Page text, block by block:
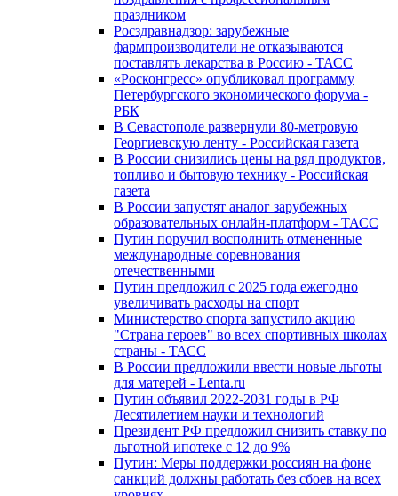
праздником
Росздравнадзор: зарубежные
фармпроизводители не отказываются
поставлять лекарства в Россию - ТАСС
«Росконгресс» опубликовал программу
Петербургского экономического форума -
РБК
В Севастополе развернули 80-метровую
Георгиевскую ленту - Российская газета
В России снизились цены на ряд продуктов,
топливо и бытовую технику - Российская
газета
В России запустят аналог зарубежных
образовательных онлайн-платформ - ТАСС
Путин поручил восполнить отмененные
международные соревнования
отечественными
Путин предложил с 2025 года ежегодно
увеличивать расходы на спорт
Министерство спорта запустило акцию
"Страна героев" во всех спортивных школах
страны - ТАСС
В России предложили ввести новые льготы
для матерей - Lenta.ru
Путин объявил 2022-2031 годы в РФ
Десятилетием науки и технологий
Президент РФ предложил снизить ставку по
льготной ипотеке с 12 до 9%
Путин: Меры поддержки россиян на фоне
санкций должны работать без сбоев на всех